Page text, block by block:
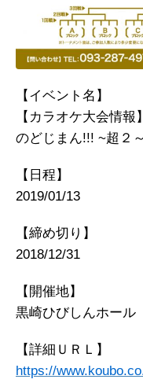
【イベント名】
【カラオケ大会情
のどじまん!!! ~超２
【日程】
2019/01/13
【締め切り】
2018/12/31
【開催地】
黒崎ひびしんホール
【詳細ＵＲＬ】
https://